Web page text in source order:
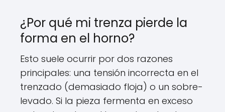
¿Por qué mi trenza pierde la
forma en el horno?
Esto suele ocurrir por dos razones
principales: una tensión incorrecta en el
trenzado (demasiado floja) o un sobre-
levado. Si la pieza fermenta en exceso